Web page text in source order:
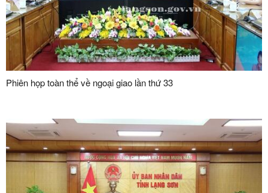
Phiên họp toàn thể về ngoại giao lần thứ 33